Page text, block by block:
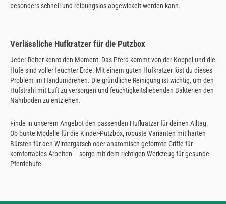
besonders schnell und reibungslos abgewickelt werden kann.
Verlässliche Hufkratzer für die Putzbox
Jeder Reiter kennt den Moment: Das Pferd kommt von der Koppel und die
Hufe sind voller feuchter Erde. Mit einem guten Hufkratzer löst du dieses
Problem im Handumdrehen. Die gründliche Reinigung ist wichtig, um den
Hufstrahl mit Luft zu versorgen und feuchtigkeitsliebenden Bakterien den
Nährboden zu entziehen.
Finde in unserem Angebot den passenden Hufkratzer für deinen Alltag.
Ob bunte Modelle für die Kinder-Putzbox, robuste Varianten mit harten
Bürsten für den Wintergatsch oder anatomisch geformte Griffe für
komfortables Arbeiten – sorge mit dem richtigen Werkzeug für gesunde
Pferdehufe.